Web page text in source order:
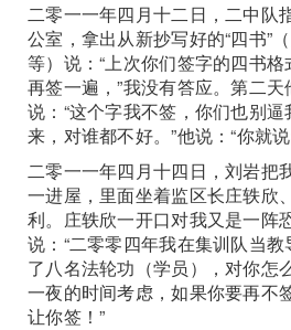
二零一一年四月十二日，二中队
公室，拿出从新抄写好的“四书”
等）说：“上次你们签字的四书
再签一遍，”我没有答应。第二
说：“这个字我不签，你们也别
来，对谁都不好。”他说：“你就
二零一一年四月十四日，刘岩把
一进屋，里面坐着监区长庄轶欣
利。庄轶欣一开口对我又是一阵
说：“二零零四年我在集训队当
了八名法轮功（学员），对你怎
一夜的时间考虑，如果你要再不
让你签！”